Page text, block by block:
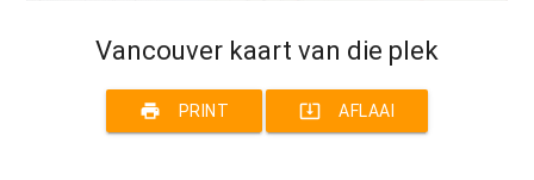
Vancouver kaart van die plek
print PRINT system_update_alt AFLAAI